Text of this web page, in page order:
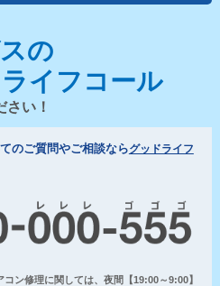
の
イフコール
さい！
のご質問やご相談ならグッドライフ
ン修理に関しては、夜間【19:00～9:00】